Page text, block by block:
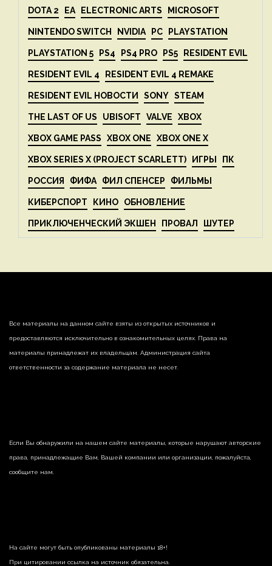
DOTA 2 EA ELECTRONIC ARTS MICROSOFT
NINTENDO SWITCH NVIDIA PC PLAYSTATION
PLAYSTATION 5 PS4 PS4 PRO PS5 RESIDENT EVIL
RESIDENT EVIL 4 RESIDENT EVIL 4 REMAKE
RESIDENT EVIL НОВОСТИ SONY STEAM
THE LAST OF US UBISOFT VALVE XBOX
XBOX GAME PASS XBOX ONE XBOX ONE X
XBOX SERIES X (PROJECT SCARLETT) ИГРЫ ПК
РОССИЯ ФИФА ФИЛ СПЕНСЕР ФИЛЬМЫ
КИБЕРСПОРТ КИНО ОБНОВЛЕНИЕ
ПРИКЛЮЧЕНЧЕСКИЙ ЭКШЕН ПРОВАЛ ШУТЕР
Все материалы на данном сайте взяты из открытых источников и
предоставляются исключительно в ознакомительных целях. Права на
материалы принадлежат их владельцам. Администрация сайта
ответственности за содержание материала не несет.
Если Вы обнаружили на нашем сайте материалы, которые нарушают авторские
права, принадлежащие Вам, Вашей компании или организации, пожалуйста,
сообщите нам.
На сайте могут быть опубликованы материалы 18+!
При цитировании ссылка на источник обязательна.